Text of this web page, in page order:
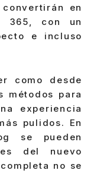
en
365, con un
e incluso
como desde
métodos para
experiencia
pulidos. En
se pueden
del nuevo
no se